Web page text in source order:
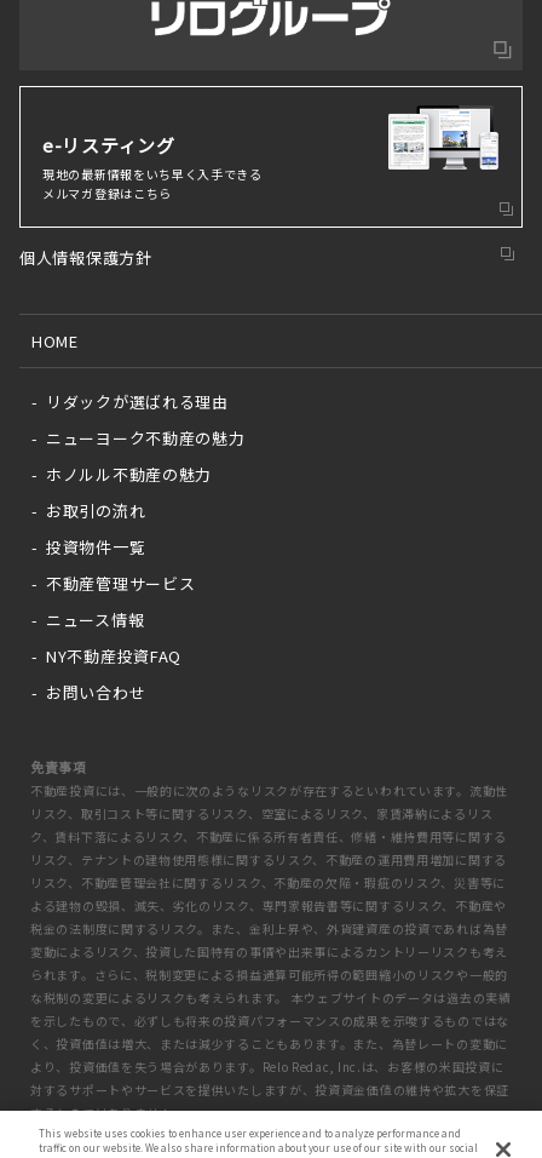
e-リスティング
現地の最新情報をいち早く⼊⼿できる
メルマガ登録はこちら
個人情報保護方針
HOME
リダックが選ばれる理由
ニューヨーク不動産の魅力
ホノルル不動産の魅力
お取引の流れ
投資物件一覧
不動産管理サービス
ニュース情報
NY不動産投資FAQ
お問い合わせ
免責事項
不動産投資には、一般的に次のようなリスクが存在するといわれています。流動性
リスク、取引コスト等に関するリスク、空室によるリスク、家賃滞納によるリス
ク、賃料下落によるリスク、不動産に係る所有者責任、修繕・維持費用等に関する
リスク、テナントの建物使用態様に関するリスク、不動産の運用費用増加に関する
リスク、不動産管理会社に関するリスク、不動産の欠陥・瑕疵のリスク、災害等に
よる建物の毀損、滅失、劣化のリスク、専門家報告書等に関するリスク、不動産や
税金の法制度に関するリスク。また、金利上昇や、外貨建資産の投資であれば為替
変動によるリスク、投資した国特有の事情や出来事によるカントリーリスクも考え
られます。さらに、税制変更による損益通算可能所得の範囲縮小のリスクや一般的
な税制の変更によるリスクも考えられます。 本ウェブサイトのデータは過去の実績
を示したもので、必ずしも将来の投資パフォーマンスの成果を示唆するものではな
く、投資価値は増大、または減少することもあります。また、為替レートの変動に
より、投資価値を失う場合があります。Relo Redac, Inc.は、お客様の米国投資に
対するサポートやサービスを提供いたしますが、投資資金価値の維持や拡大を保証
するものではありません。
This website uses cookies to enhance user experience and to analyze performance and
traffic on our website. We also share information about your use of our site with our social